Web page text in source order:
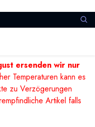
ersenden wir nur
Temperaturen kann es
zu Verzögerungen
Artikel falls